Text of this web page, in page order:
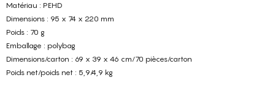
Matériau : PEHD
Dimensions : 95 x 74 x 220 mm
Poids : 70 g
Emballage : polybag
Dimensions/carton : 69 x 39 x 46 cm/70 pièces/carton
Poids net/poids net : 5,9/4,9 kg